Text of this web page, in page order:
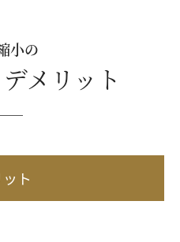
小の
メリット
ト